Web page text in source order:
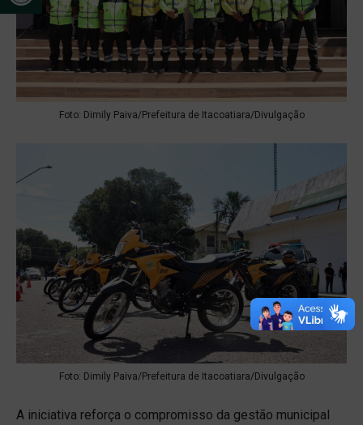
Foto: Dimily Paiva/Prefeitura de Itacoatiara/Divulgação
Foto: Dimily Paiva/Prefeitura de Itacoatiara/Divulgação
A iniciativa reforça o compromisso da gestão municipal